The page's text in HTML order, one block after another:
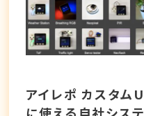
アイレポ カスタム